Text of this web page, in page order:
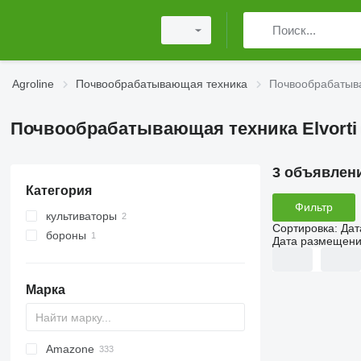
Agroline Почвообрабатывающая техника
Почвообрабатывающая техника Elvorti
Категория
культиваторы
бороны
Марка
AS
Multivator
Combiplow
Jaguar
AT30
8
KM180
FV
Amazone
3
Фильтр
Сортировка:
Дата